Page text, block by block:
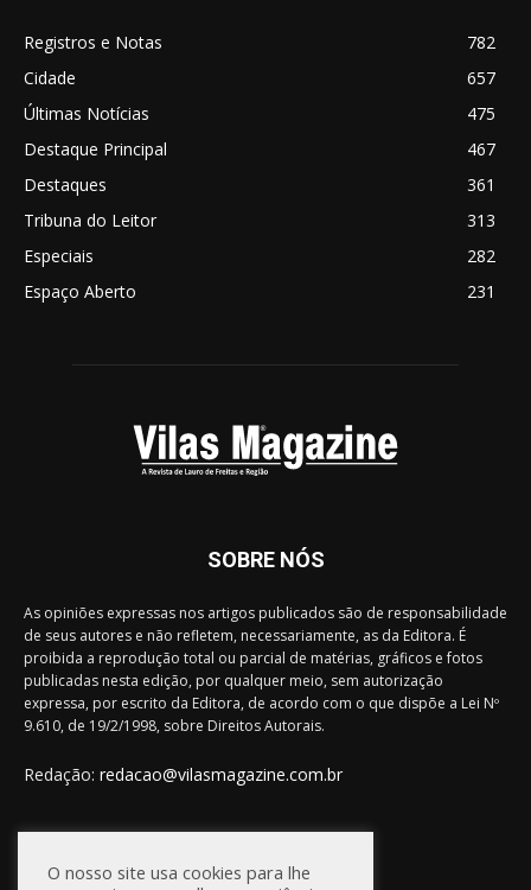
Registros e Notas
782
Cidade
657
Últimas Notícias
475
Destaque Principal
467
Destaques
361
Tribuna do Leitor
313
Especiais
282
Espaço Aberto
231
SOBRE NÓS
As opiniões expressas nos artigos publicados são de responsabilidade
de seus autores e não refletem, necessariamente, as da Editora. É
proibida a reprodução total ou parcial de matérias, gráficos e fotos
publicadas nesta edição, por qualquer meio, sem autorização
expressa, por escrito da Editora, de acordo com o que dispõe a Lei Nº
9.610, de 19/2/1998, sobre Direitos Autorais.
Redação: redacao@vilasmagazine.com.br
FIQUE CONECTADO
O nosso site usa cookies para lhe